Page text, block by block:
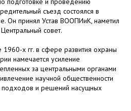
съезд состоялся в
Он принял Устав ВООПИиК, наметил
совет.
х гг. в сфере развития охраны
намечается усиление
за центральными органами
научной общественности
подходов и решений насущных